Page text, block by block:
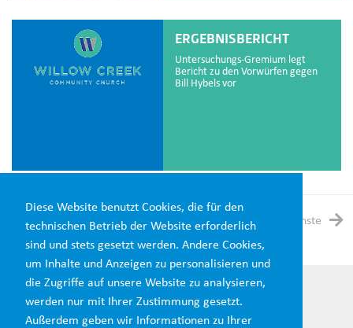
Diese Website benutzt Cookies, die für den
technischen Betrieb der Website erforderlich
sind und stets gesetzt werden. Andere Cookies,
um Inhalte und Anzeigen zu personalisieren und
die Zugriffe auf unsere Website zu analysieren,
werden nur mit Ihrer Zustimmung gesetzt.
Außerdem geben wir Informationen zu Ihrer
ERGEBNISBERICHT
Untersuchungs-Gremium legt
Bericht zu den Vorwürfen gegen
Bill Hybels vor
1 2 3 Nächste